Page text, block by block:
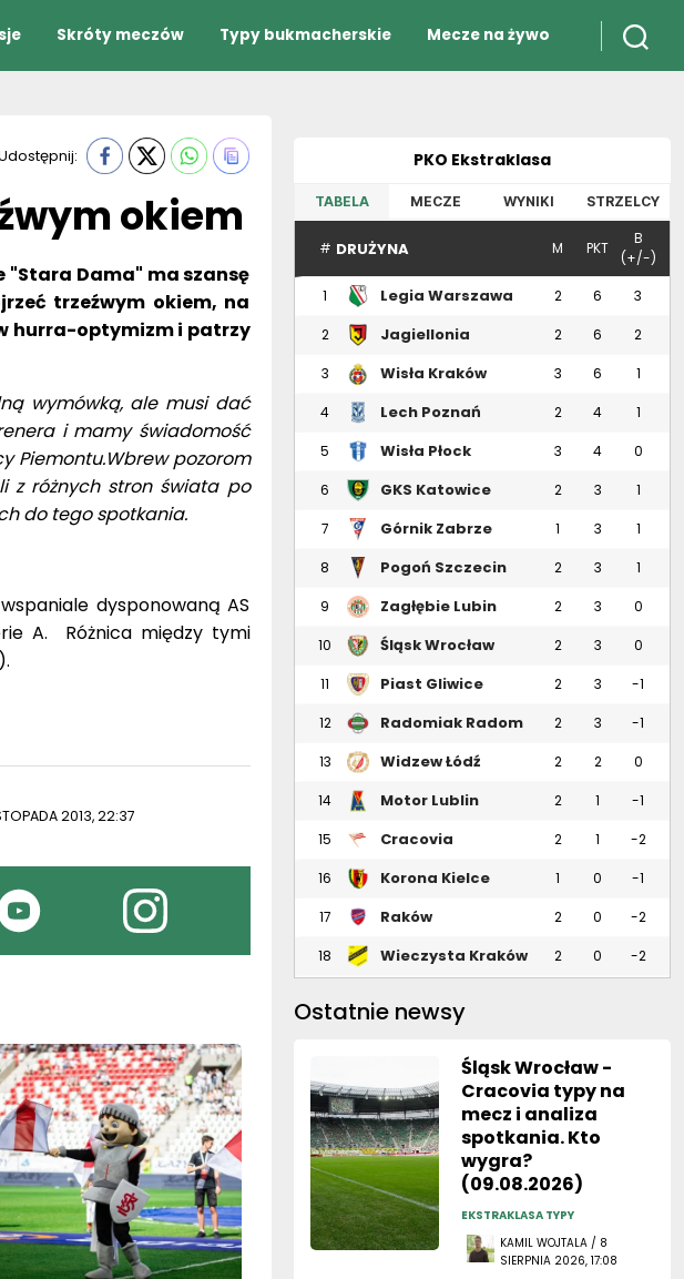
Skróty meczów Typy bukmacherskie Mecze na żywo
okiem
"Stara Dama" ma szansę
trzeźwym okiem, na
hurra-optymizm i patrzy
wymówką, ale musi dać
i mamy świadomość
Piemontu.Wbrew pozorom
z różnych stron świata po
do tego spotkania.
dysponowaną AS
A. Różnica między tymi
2013, 22:37
PKO Ekstraklasa
TABELA MECZE WYNIKI STRZELCY
# DRUŻYNA M PKT
B
(+/-)
1
Legia Warszawa 2 6 3
2
Jagiellonia
2 6 2
3 Wisła Kraków 3 6 1
4 Lech Poznań 2 4 1
5 Wisła Płock 3 4 0
6 GKS Katowice 2 3 1
7 Górnik Zabrze 1 3 1
8 Pogoń Szczecin 2 3 1
9 Zagłębie Lubin 2 3 0
10 Śląsk Wrocław 2 3 0
11 Piast Gliwice 2 3 -1
12 Radomiak Radom 2 3 -1
13 Widzew Łódź 2 2 0
14 Motor Lublin 2 1 -1
15 Cracovia 2 1 -2
16 Korona Kielce 1 0 -1
17
Raków
2 0 -2
18 Wieczysta Kraków 2 0 -2
Ostatnie newsy
Śląsk Wrocław -
Cracovia typy na
mecz i analiza
spotkania. Kto
wygra?
(09.08.2026)
EKSTRAKLASA TYPY
KAMIL WOJTALA / 8
SIERPNIA 2026, 17:08